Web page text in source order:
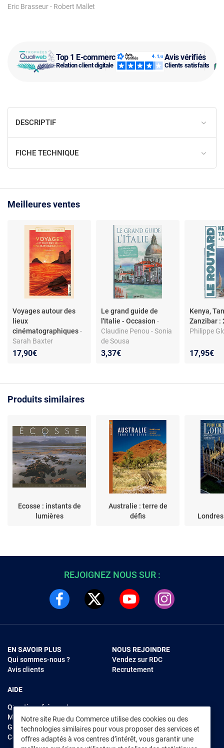
Top 1 E-commerce
Relation client digitale
Avis vérifiés
Clients satisfaits
Eric Brasseur - Robert Mallet
DESCRIPTIF
FICHE TECHNIQUE
Meilleures ventes
Voyages autour des
lieux
cinématographiques-
Sarah Baxter
17,90€
Le grand guide de
l'Italie - Occasion-
Claudine Penou - Sonia
de Sousa
3,37€
Kenya,
Zanzibar :
Philippe
17,95€
Produits similaires
Ecosse : instants de
lumières
Australie : terre de
défis
Notre site Rue du Commerce utilise des cookies ou des
technologies similaires pour vous proposer des services et
offres adaptés à vos centres d’intérêt, vous garantir une
REJOIGNEZ NOUS SUR :
EN SAVOIR PLUS
Qui sommes-nous ?
Avis clients
AIDE
Questions fréquentes
Modes de règlements
Garantie et retours
Contacter Rue du Commerce
NOUS REJOINDRE
Vendez sur RDC
Recrutement